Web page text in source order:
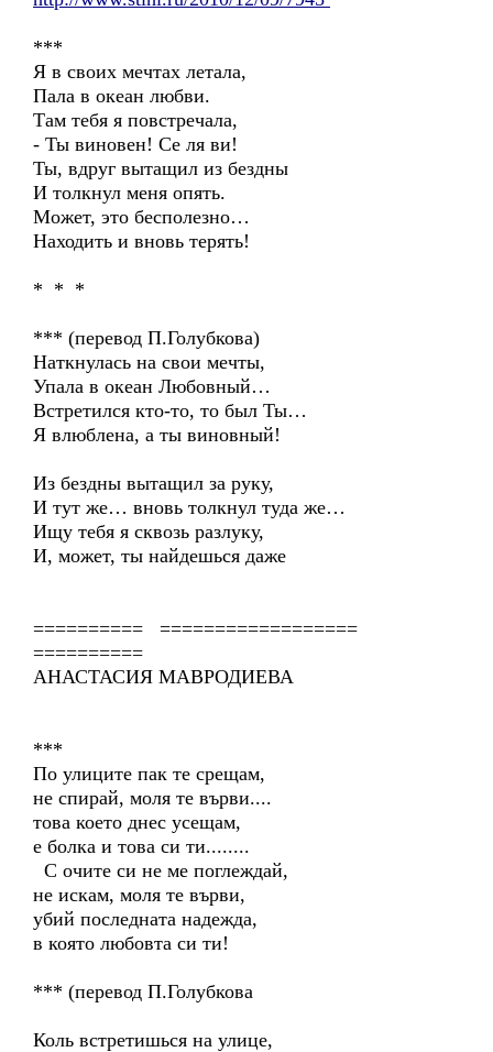
***
Я в своих мечтах летала,
Пала в океан любви.
Там тебя я повстречала,
- Ты виновен! Се ля ви!
Ты, вдруг вытащил из бездны
И толкнул меня опять.
Может, это бесполезно…
Находить и вновь терять!
* * *
*** (перевод П.Голубкова)
Наткнулась на свои мечты,
Упала в океан Любовный…
Встретился кто-то, то был Ты…
Я влюблена, а ты виновный!
Из бездны вытащил за руку,
И тут же… вновь толкнул туда же…
Ищу тебя я сквозь разлуку,
И, может, ты найдешься даже
========== ==================
==========
АНАСТАСИЯ МАВРОДИЕВА
***
По улиците пак те срещам,
не спирай, моля те върви....
това което днес усещам,
е болка и това си ти........
С очите си не ме поглеждай,
не искам, моля те върви,
убий последната надежда,
в която любовта си ти!
*** (перевод П.Голубкова
Коль встретишься на улице,